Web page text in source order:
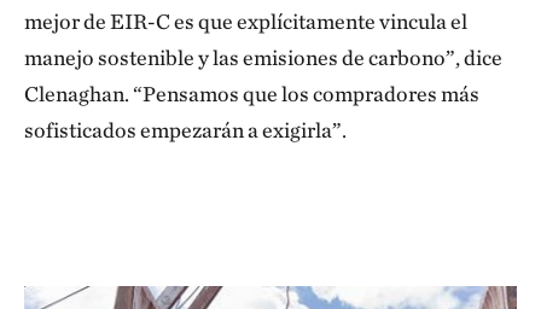
mejor de EIR-C es que explícitamente vincula el
manejo sostenible y las emisiones de carbono”, dice
Clenaghan. “Pensamos que los compradores más
sofisticados empezarán a exigirla”.